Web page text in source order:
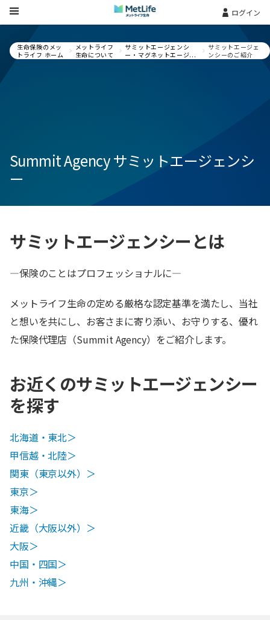
Skip Navigation ログイン
生命保険のメッ
トライフ ホーム
メットライフ
生命について
サミットエージェンシ
ー・マグネットエージ...
サミットエージェ
ンシーのご紹介
Summit Agency サミットエージェンシ
ー
サミットエージェンシーとは
―保険のことはプロフェッショナルに―
メットライフ生命の定める厳格な認定基準を満たし、当社
と想いを共にし、お客さまに寄り添い、お守りする、優れ
た保険代理店（Summit Agency）をご紹介します。
お近くのサミットエージェンシー
を探す
北海道・東北＞
甲信越・北陸＞
関東（東京以外）＞
東京＞
東海＞
近畿（大阪以外）＞
大阪＞
中国・四国＞
九州・沖縄＞